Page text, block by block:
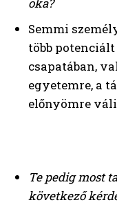
Semmi
több
csapatában,
egyetemre, a
előnyömre
Te pedig most
következő